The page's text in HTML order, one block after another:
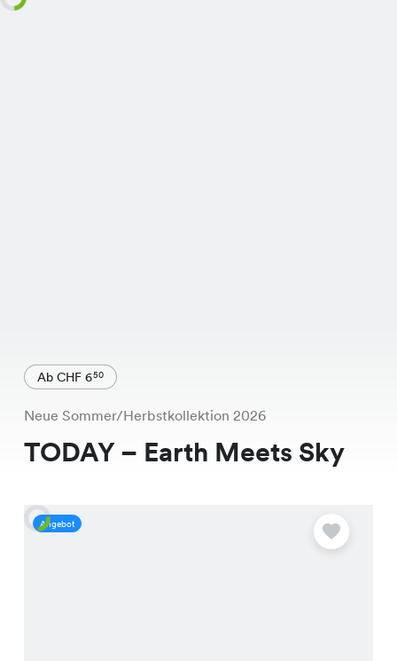
Ab CHF 650
Neue Sommer/Herbstkollektion 2026
TODAY – Earth Meets Sky
Angebot